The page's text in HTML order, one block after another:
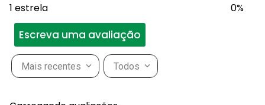
1 estrela 0%
Escreva uma avaliação
Mais recentes Todos